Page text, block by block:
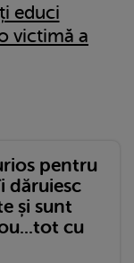
educi
victimă a
pentru
dăruiesc
și sunt
cu